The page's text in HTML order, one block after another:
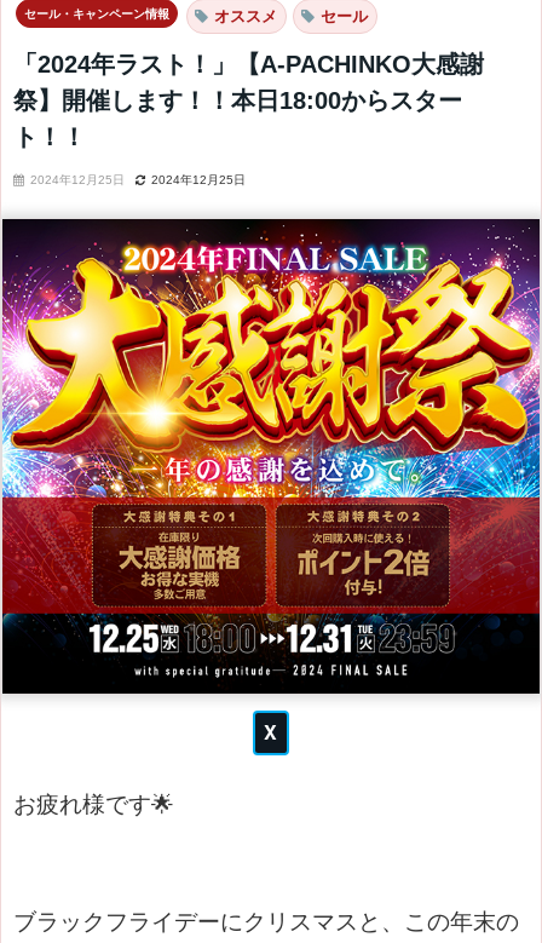
セール・キャンペーン情報 オススメ セール
「2024年ラスト！」【A-PACHINKO大感謝
祭】開催します！！本日18:00からスター
ト！！
2024年12月25日 2024年12月25日
お疲れ様です🌟
ブラックフライデーにクリスマスと、この年末の